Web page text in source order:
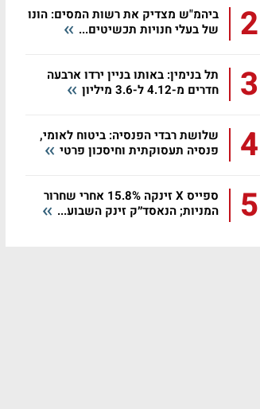
2
ביהמ"ש מצדיק את רשות המסים: הונו
של בעלי חנויות תכשיטים...
3
תל בנימין: באותו בניין ירדו ארבעה
חדרים מ-4.12 ל-3.6 מיליון
4
שלושת רבדי הפנסיה: ביטוח לאומי,
פנסיה תעסוקתית וחיסכון פרטי
5
ספייס X זינקה 15.8% אחרי שחרור
המניות; הנאסד״ק זינק השבוע...